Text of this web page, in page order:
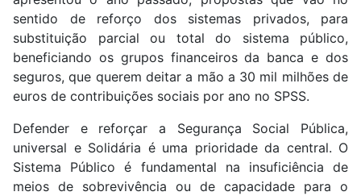
sentido de reforço dos sistemas privados, para
substituição parcial ou total do sistema público,
beneficiando os grupos financeiros da banca e dos
seguros, que querem deitar a mão a 30 mil milhões de
euros de contribuições sociais por ano no SPSS.
Defender e reforçar a Segurança Social Pública,
universal e Solidária é uma prioridade da central. O
Sistema Público é fundamental na insuficiência de
meios de sobrevivência ou de capacidade para o